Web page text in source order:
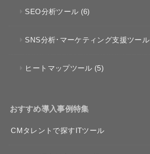
SEO分析ツール (6)
SNS分析･マーケティング支援ツール
ヒートマップツール (5)
おすすめ導入事例特集
CMタレントで探すITツール